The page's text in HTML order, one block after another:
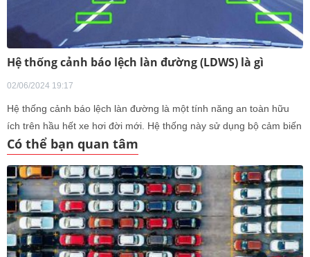
Hệ thống cảnh báo lệch làn đường (LDWS) là gì
02/06/2024 19:17
Hệ thống cảnh báo lệch làn đường là một tính năng an toàn hữu
ích trên hầu hết xe hơi đời mới. Hệ thống này sử dụng bộ cảm biến
và camera để phát hiện khi xe di chuyển ra khỏi làn đường mà
về sự thay đổi hướng đi và cảnh báo tài xế.
Có thể bạn quan tâm